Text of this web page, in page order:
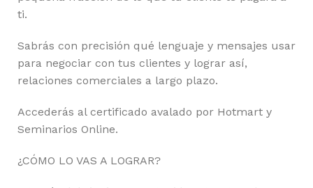
ti.
Sabrás con precisión qué lenguaje y mensajes usar
para negociar con tus clientes y lograr así,
relaciones comerciales a largo plazo.
Accederás al certificado avalado por Hotmart y
Seminarios Online.
¿CÓMO LO VAS A LOGRAR?